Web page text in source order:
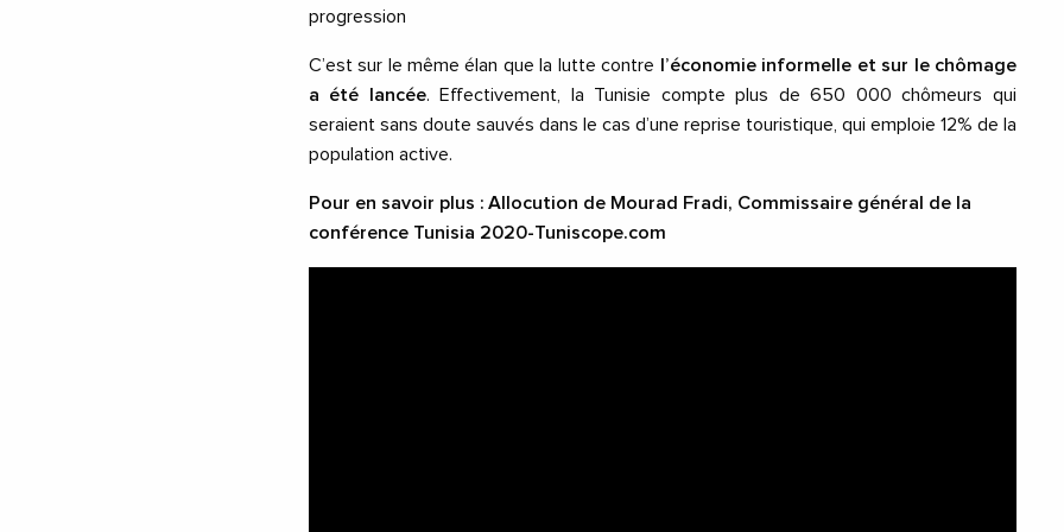
progression
C’est sur le même élan que la lutte contre
l’économie informelle et sur le chômage
a été lancée. Effectivement, la Tunisie compte plus de 650 000 chômeurs qui
seraient sans doute sauvés dans le cas d’une reprise touristique, qui emploie 12% de la
population active.
Pour en savoir plus : Allocution de Mourad Fradi, Commissaire général de la
conférence Tunisia 2020-Tuniscope.com